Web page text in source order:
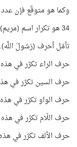
وكما هو متوقّع فإن
34 هو تكرار اسم (مريم) في القرآن!
تأمّل أحرف (رَسُولَ
حرف الراء تكرّر في هذه
حرف السين تكرّر في هذه
حرف الواو تكرّر في هذه الآية
حرف اللّام تكرّر في هذه الآية
حرف الألف تكرّر في هذه